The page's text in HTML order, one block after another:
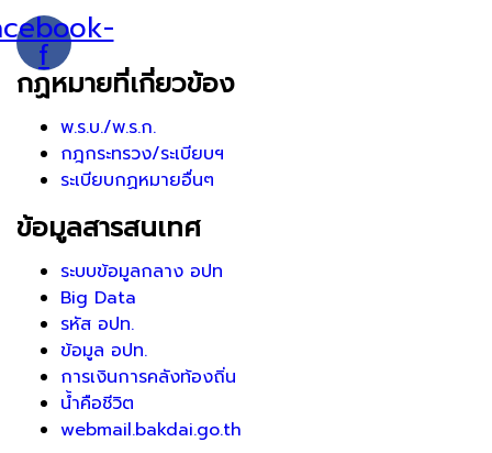
f
กฏหมายที่เกี่ยวข้อง
พ.ร.บ./พ.ร.ก.
กฎกระทรวง/ระเบียบฯ
ระเบียบกฏหมายอื่นๆ
ข้อมูลสารสนเทศ
ระบบข้อมูลกลาง อปท
Big Data
รหัส อปท.
ข้อมูล อปท.
การเงินการคลังท้องถิ่น
น้ำคือชีวิต
webmail.bakdai.go.th